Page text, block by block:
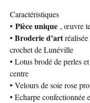
Caractéristiques
• Pièce unique , œuvre
• Broderie d’artréalisée
crochet de Lunéville
• Lotus brodé de perles
centre
• Velours de soie rose
• Echarpe confectionnée